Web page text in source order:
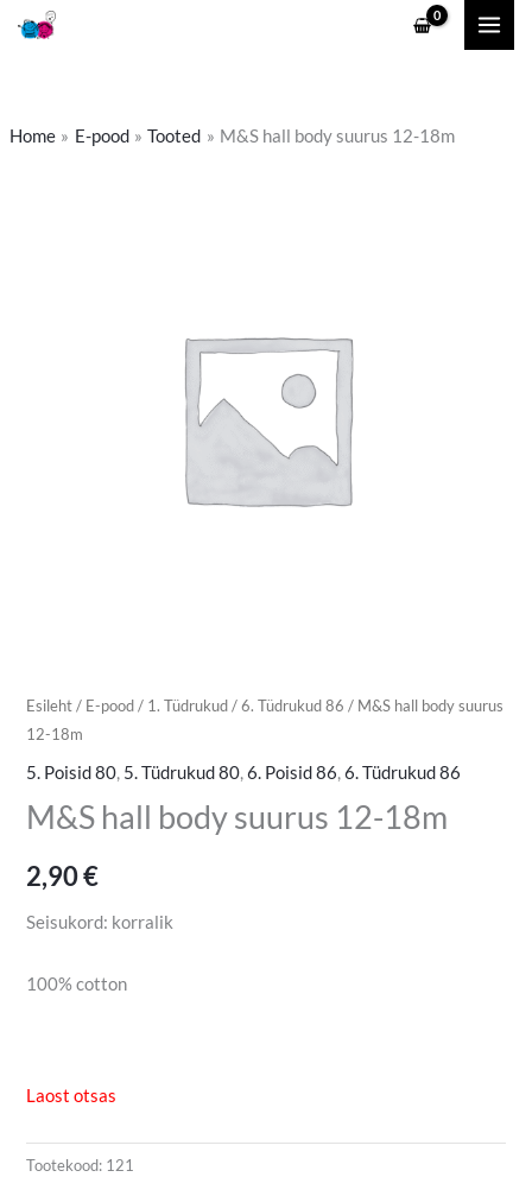
Skip
Home E-pood Tooted M&S hall body suurus 12-18m
Esileht/ E-pood/ 1. Tüdrukud/6. Tüdrukud 86 / M&S hall body suurus
12-18m
5. Poisid 80, 5. Tüdrukud 80,6. Poisid 86,6. Tüdrukud 86
M&S hall body suurus 12-18m
2,90€
Seisukord: korralik
100% cotton
Laost otsas
Tootekood: 121